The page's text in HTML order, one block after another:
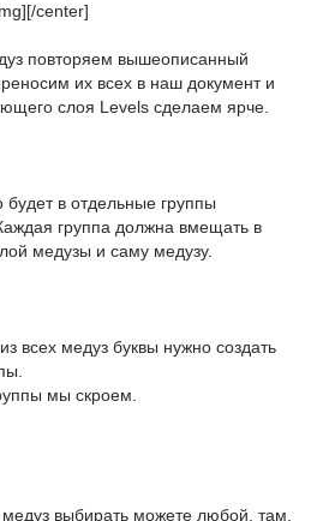
center]
повторяем вышеописанный
их всех в наш документ и
слоя Levels сделаем ярче.
в отдельные группы
группа должна вмещать в
медузы и саму медузу.
всех медуз буквы нужно создать
мы скроем.
выбирать можете любой, там,